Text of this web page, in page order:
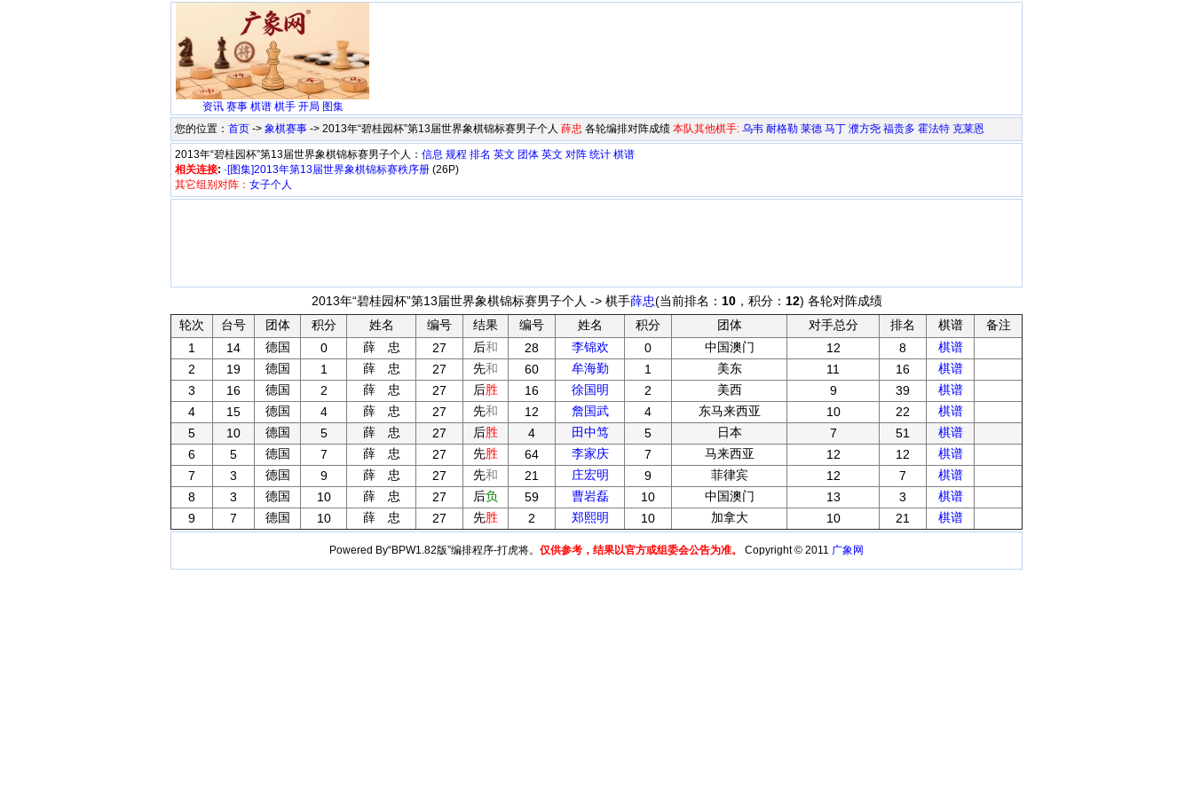
资讯 赛事 棋谱 棋手 开局 图集
您的位置： 首页 -> 象棋赛事 -> 2013年“碧桂园杯”第13届世界象棋锦标赛男子个人 薛忠 各轮编排对阵成绩 本队其他棋手: 乌韦 耐格勒 莱德 马丁 濮方尧 福贵多 霍法特 克莱恩
2013年“碧桂园杯”第13届世界象棋锦标赛男子个人： 信息 规程 排名 英文 团体 英文 对阵 统计 棋谱
相关连接: ·[图集]2013年第13届世界象棋锦标赛秩序册 (26P)
其它组别对阵： 女子个人
2013年“碧桂园杯”第13届世界象棋锦标赛男子个人 -> 棋手薛忠(当前排名： 10，积分： 12) 各轮对阵成绩
轮次
台号 团体 积分 姓名 编号 结果 编号 姓名 积分 团体 对手总分 排名 棋谱
备注
1
14 德国 0 薛 忠 27 后和 28 李锦欢 0 中国澳门 12 8
棋谱
2
19 德国 1 薛 忠 27 先和 60 牟海勤 1 美东 11 16
棋谱
3
16 德国 2 薛 忠 27 后胜 16 徐国明 2 美西 9 39
棋谱
4
15 德国 4 薛 忠 27 先和 12 詹国武 4 东马来西亚 10 22
棋谱
5
10 德国 5 薛 忠 27 后胜 4 田中笃 5 日本 7 51
棋谱
6
5 德国 7 薛 忠 27 先胜 64 李家庆 7 马来西亚 12 12
棋谱
7
3 德国 9 薛 忠 27 先和 21 庄宏明 9 菲律宾 12 7
棋谱
8
3 德国 10 薛 忠 27 后负 59 曹岩磊 10 中国澳门 13 3
棋谱
9
7 德国 10 薛 忠 27 先胜 2 郑熙明 10 加拿大 10 21 棋谱
Powered By“BPW1.82版”编排程序-打虎将。 仅供参考，结果以官方或组委会公告为准。 Copyright © 2011 广象网